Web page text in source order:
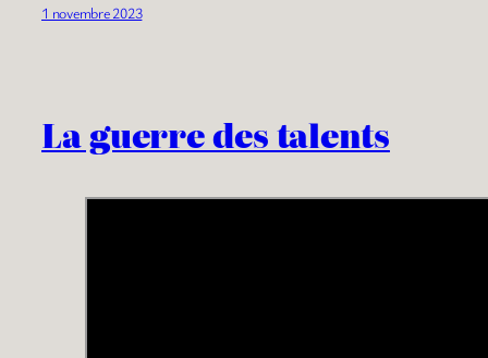
1 novembre 2023
La guerre des talents